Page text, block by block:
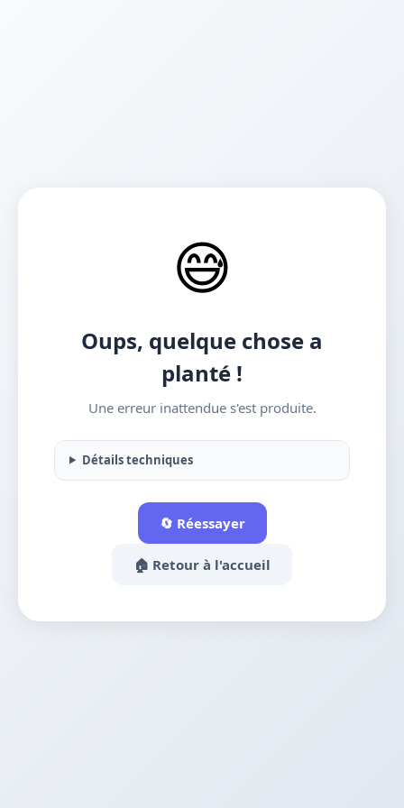
😅
Oups, quelque chose a
planté !
Une erreur inattendue s'est produite.
Détails techniques
🔄 Réessayer
🏠 Retour à l'accueil